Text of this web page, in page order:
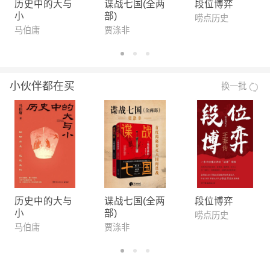
历史中的大与
小
马伯庸
谍战七国(全两
部)
贾涤非
段位博弈
唠点历史
小伙伴都在买 换一批
历史中的大与
小
马伯庸
谍战七国(全两
部)
贾涤非
段位博弈
唠点历史